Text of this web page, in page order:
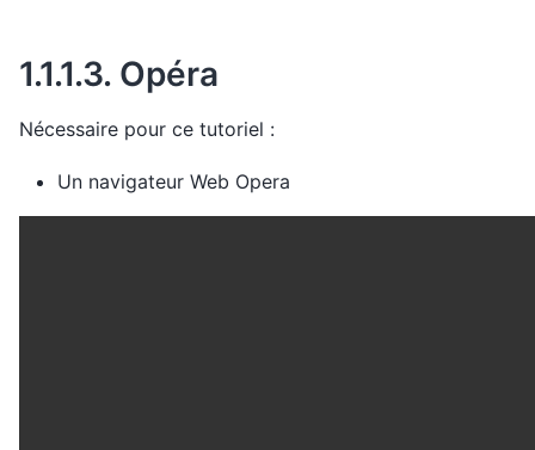
1.1.1.3. Opéra
Nécessaire pour ce tutoriel :
Un navigateur Web Opera